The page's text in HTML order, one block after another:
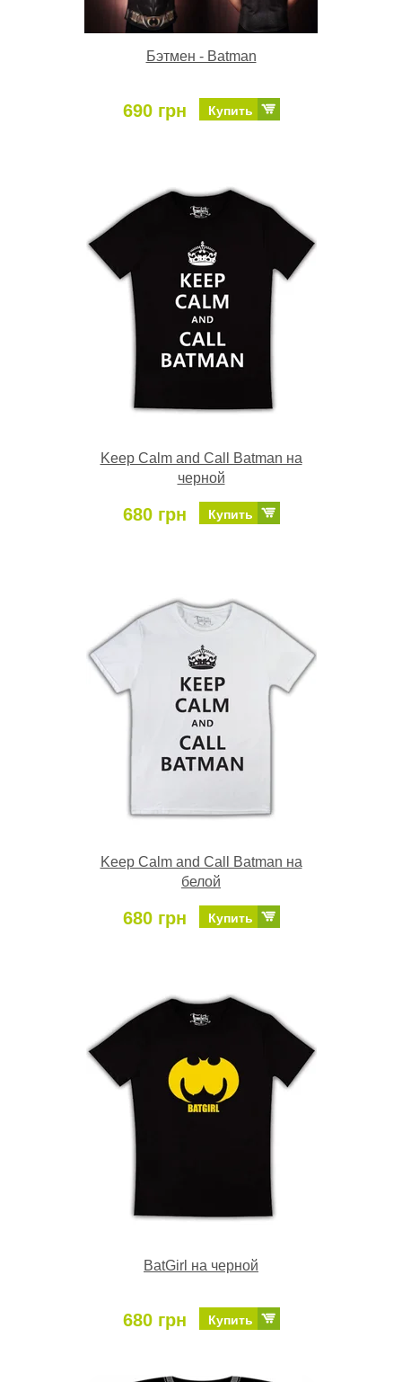
Бэтмен - Batman
690 грн Купить
Keep Calm and Call Batman на
черной
680 грн Купить
Keep Calm and Call Batman на
белой
680 грн Купить
BatGirl на черной
680 грн Купить